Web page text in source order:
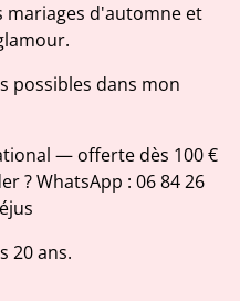
mariages d'automne et
possibles dans mon
— offerte dès 100 €
? WhatsApp : 06 84 26
20 ans.